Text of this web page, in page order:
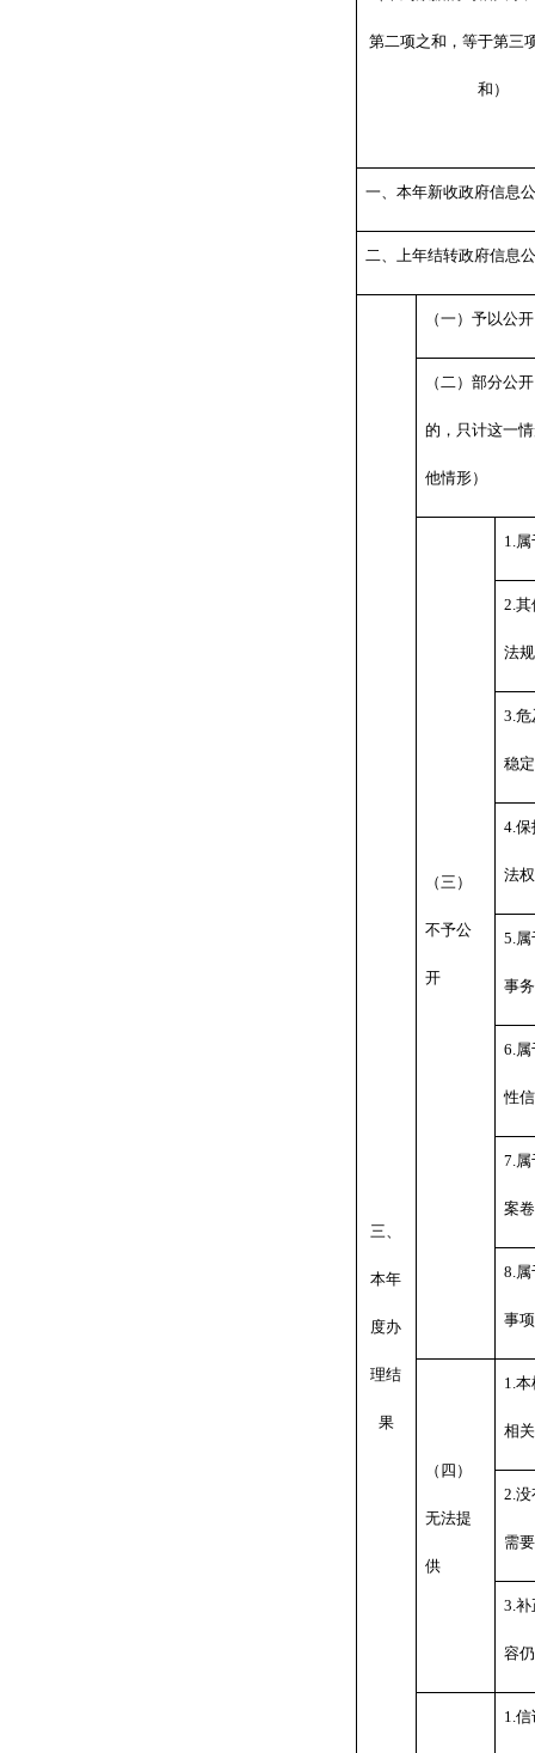
第二项之和，等于第三
和）
一、本年新收政府信息
二、上年结转政府信息
三、
本年
度办
理结
果
（一）予以公开
（二）部分公
的，只计这一
他情形）
（三）
不予公
开
1.属
2.其
法
3.危
稳
4.保
法
5.属
事
6.属
性
7.属
案卷
8.属
事项
（四）
无法提
供
1.本
相
2.没
需
3.补
容
1.信